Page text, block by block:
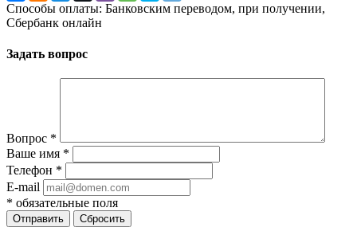
Способы оплаты: Банковским переводом, при получении,
Сбербанк онлайн
Задать вопрос
Вопрос *
Ваше имя *
Телефон *
E-mail
* обязательные поля
Отправить Сбросить